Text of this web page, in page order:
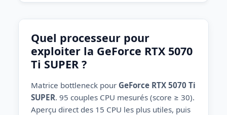
Quel processeur pour
exploiter la GeForce RTX 5070
Ti SUPER ?
Matrice bottleneck pour GeForce RTX 5070 Ti
SUPER. 95 couples CPU mesurés (score ≥ 30).
Aperçu direct des 15 CPU les plus utiles, puis